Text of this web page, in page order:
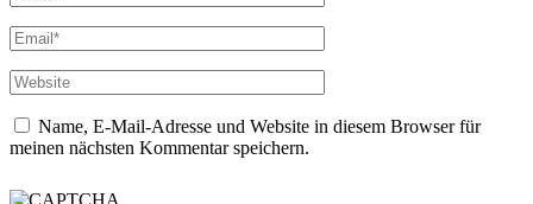
Name, E-Mail-Adresse und Website in diesem Browser für
meinen nächsten Kommentar speichern.